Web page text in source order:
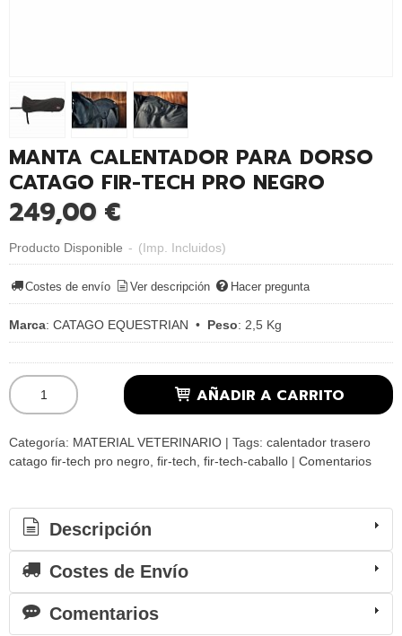
MANTA CALENTADOR PARA DORSO
CATAGO FIR-TECH PRO NEGRO
249,00 €
Producto Disponible - (Imp. Incluidos)
Costes de envío Ver descripción Hacer pregunta
Marca: CATAGO EQUESTRIAN • Peso: 2,5 Kg
AÑADIR A CARRITO
Categoría: MATERIAL VETERINARIO | Tags: calentador trasero
catago fir-tech pro negro fir-tech fir-tech-caballo | Comentarios
Descripción
Costes de Envío
Comentarios